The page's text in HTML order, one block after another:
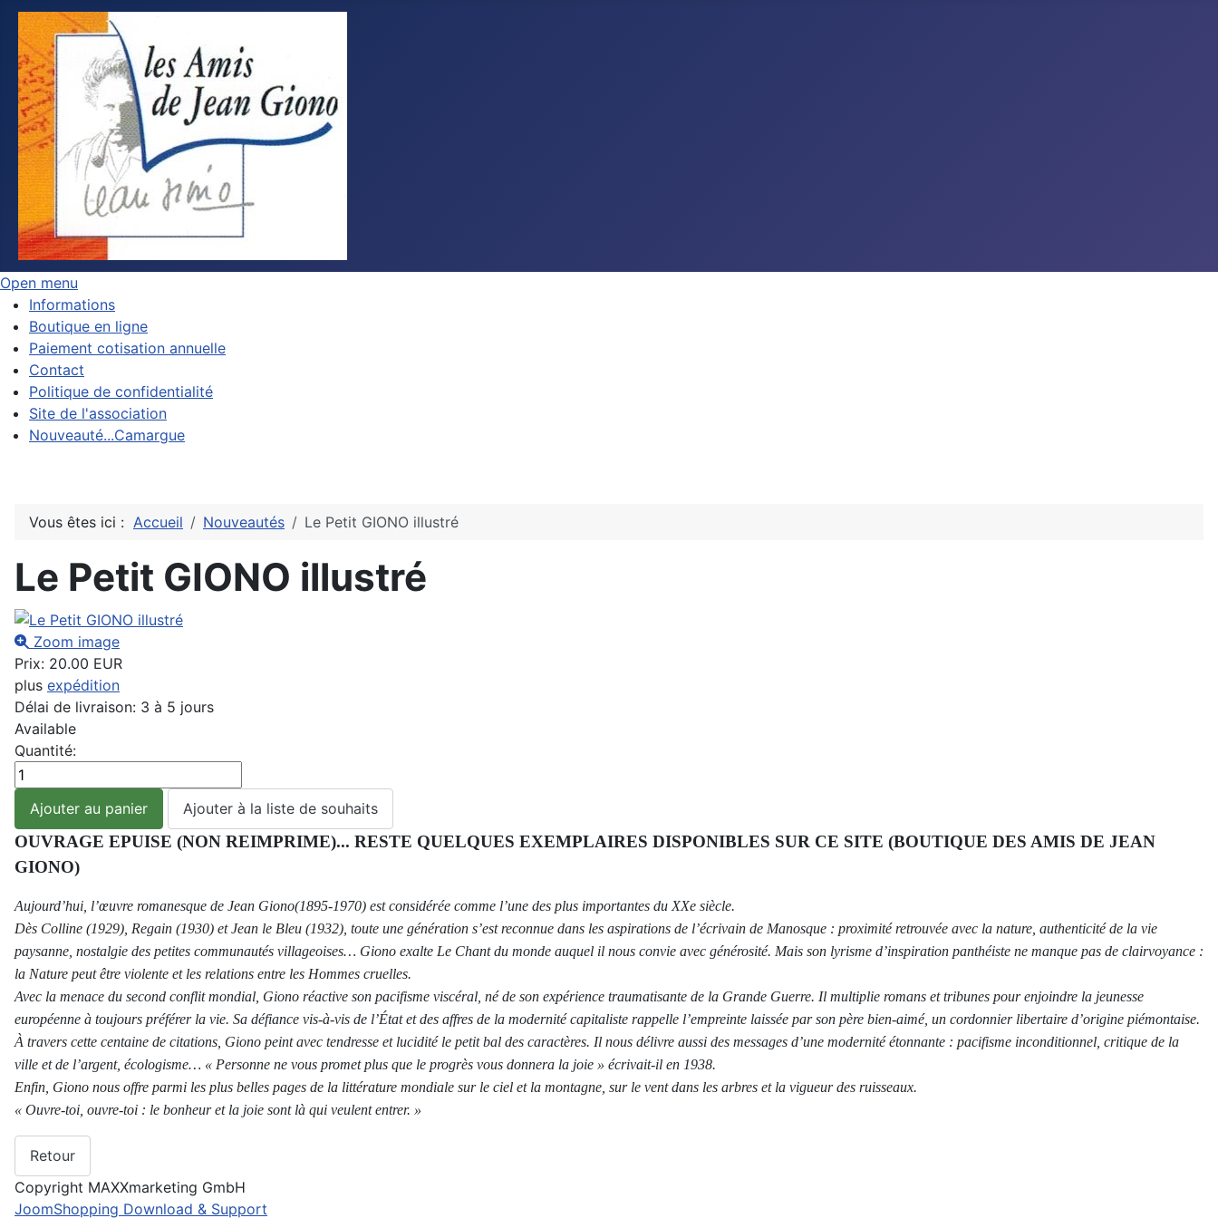
Open menu
Informations
Boutique en ligne
Paiement cotisation annuelle
Contact
Politique de confidentialité
Site de l'association
Nouveauté...Camargue
Vous êtes ici : Accueil Nouveautés Le Petit GIONO illustré
Le Petit GIONO illustré
Zoom image
Prix: 20.00 EUR
plus expédition
Délai de livraison: 3 à 5 jours
Available
Quantité:
OUVRAGE EPUISE (NON REIMPRIME)... RESTE QUELQUES EXEMPLAIRES DISPONIBLES SUR CE SITE (BOUTIQUE DES AMIS DE JEAN
GIONO)
Aujourd’hui, l’œuvre romanesque de Jean Giono(1895-1970) est considérée comme l’une des plus importantes du XXe siècle.
Dès Colline (1929), Regain (1930) et Jean le Bleu (1932), toute une génération s’est reconnue dans les aspirations de l’écrivain de Manosque : proximité retrouvée avec la nature, authenticité de la vie
paysanne, nostalgie des petites communautés villageoises… Giono exalte Le Chant du monde auquel il nous convie avec générosité. Mais son lyrisme d’inspiration panthéiste ne manque pas de clairvoyance :
la Nature peut être violente et les relations entre les Hommes cruelles.
Avec la menace du second conflit mondial, Giono réactive son pacifisme viscéral, né de son expérience traumatisante de la Grande Guerre. Il multiplie romans et tribunes pour enjoindre la jeunesse
européenne à toujours préférer la vie. Sa défiance vis-à-vis de l’État et des affres de la modernité capitaliste rappelle l’empreinte laissée par son père bien-aimé, un cordonnier libertaire d’origine piémontaise.
À travers cette centaine de citations, Giono peint avec tendresse et lucidité le petit bal des caractères. Il nous délivre aussi des messages d’une modernité étonnante : pacifisme inconditionnel, critique de la
ville et de l’argent, écologisme… « Personne ne vous promet plus que le progrès vous donnera la joie » écrivait-il en 1938.
Enfin, Giono nous offre parmi les plus belles pages de la littérature mondiale sur le ciel et la montagne, sur le vent dans les arbres et la vigueur des ruisseaux.
« Ouvre-toi, ouvre-toi : le bonheur et la joie sont là qui veulent entrer. »
Copyright MAXXmarketing GmbH
JoomShopping Download & Support